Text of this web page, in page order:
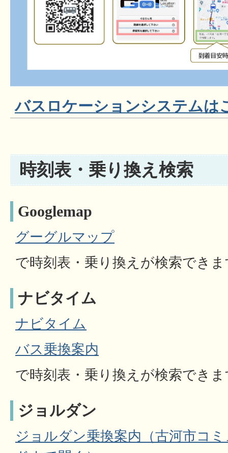
バスロケーションシステムは
時刻表・乗り換え検索
Googlemap
グーグルマップ
で時刻表・乗り換えが検索でき
ナビタイム
ナビタイム
バス乗換案内
で時刻表・乗り換えが検索でき
ジョルダン
ジョルダン乗換案内（古河市コ